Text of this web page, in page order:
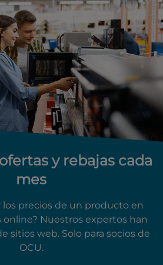
y rebajas cada
mes
los precios de un producto en
Nuestros expertos han
sitios web. Solo para socios de
OCU.